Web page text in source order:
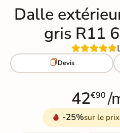
Dalle
gris R11
Devis
42€90 /
-25%sur le